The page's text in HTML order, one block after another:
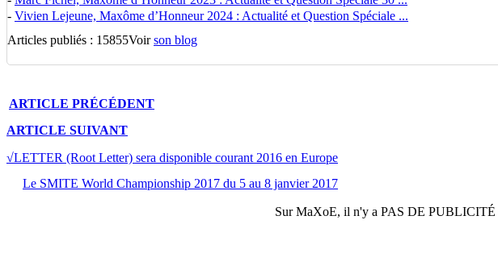
- Vivien Lejeune, Maxôme d’Honneur 2024 : Actualité et Question Spéciale ...
Articles publiés : 15855Voirson blog
ARTICLE PRÉCÉDENT
ARTICLE SUIVANT
√LETTER (Root Letter) sera disponible courant 2016 en Europe
Le SMITE World Championship 2017 du 5 au 8 janvier 2017
SurMaXoE, il n'y a PAS DE PUBLICITÉ